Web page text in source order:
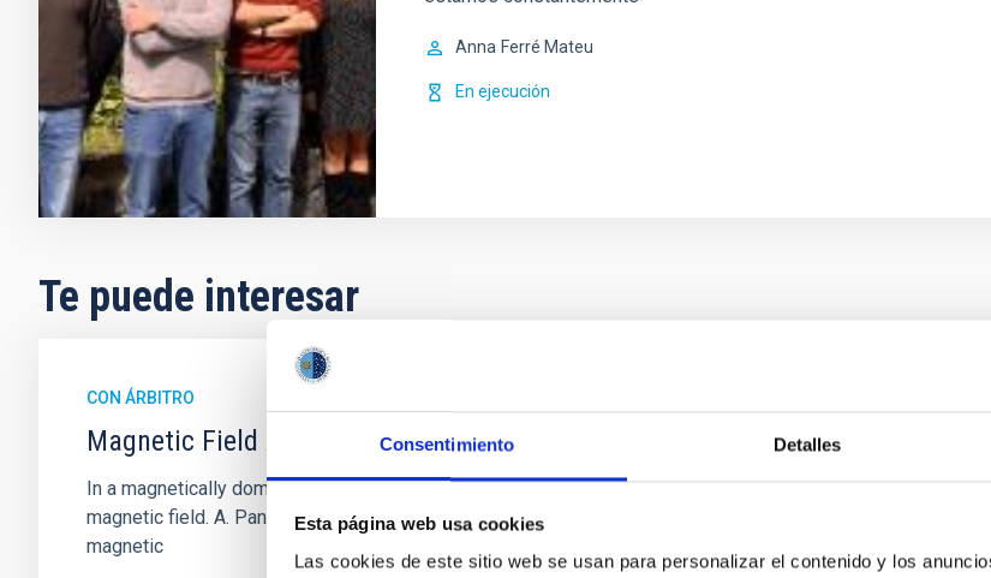
Consentimiento Detalles
Esta página web usa cookies
Las cookies de este sitio web se usan para personalizar el contenido y los
Anna Ferré Mateu
En ejecución
Te puede interesar
CON ÁRBITRO
Magnetic Field Alignment with Dense Cores in the Transition between Cloud
In a magnetically dominated model of star formation, we expect to see alignments between the magnetic
magnetic field. A. Pandhi et al. showed instead, however, that the orientation of cores and their angular
magnetic